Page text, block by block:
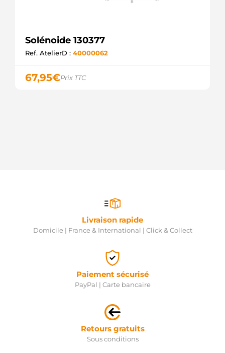
Solénoide 130377
Ref. AtelierD : 40000062
67,95€Prix TTC
Livraison rapide
Domicile | France & International | Click & Collect
Paiement sécurisé
PayPal | Carte bancaire
Retours gratuits
Sous conditions